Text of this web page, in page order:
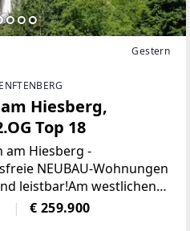
Gestern
Hiesberg,
Top 18
am Hiesberg -
NEUBAU-Wohnungen
leistbar!Am westlichen
grünen Hügeln und
€ 259.900